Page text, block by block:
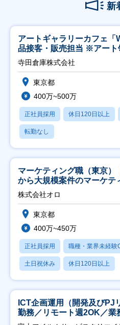
新
アートギャラリーカフェ
品接客・販売担当 ※アート
寺田倉庫株式会社
東京都
400万~500万
正社員採用 休日120日以上
転勤なし
マーケティング職（東京）
から大規模案件のマーケテ
修充実】
株式会社オロ
東京都
400万~450万
正社員採用 職種・業界未経験
土日祝休み 休日120日以上
ICT企画運用（開発及びPJ
勤務／リモート週2OK／業